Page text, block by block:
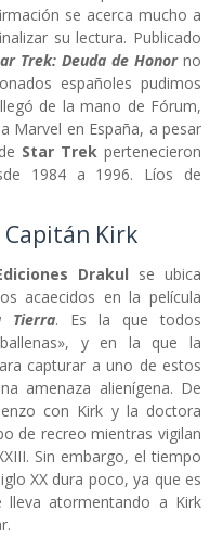
se acerca mucho a
su lectura. Publicado
Trek: Deuda de Honorno
españoles pudimos
de la mano de Fórum,
Marvel en España, a pesar
Star Trek pertenecieron
1984 a 1996. Líos de
Kirk
Drakul se ubica
acaecidos en la película
Tierra. Es la que todos
y en la que la
capturar a uno de estos
amenaza alienígena. De
con Kirk y la doctora
de recreo mientras vigilan
Sin embargo, el tiempo
XX dura poco, ya que es
atormentando a Kirk